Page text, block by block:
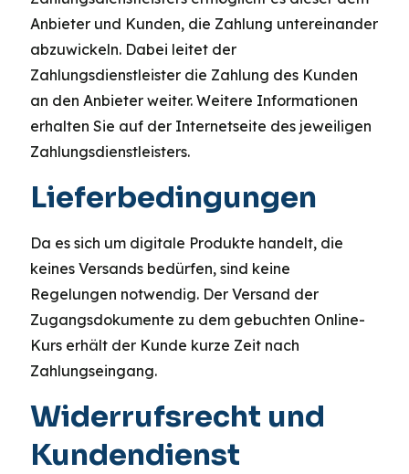
Anbieter und Kunden, die Zahlung untereinander
abzuwickeln. Dabei leitet der
Zahlungsdienstleister die Zahlung des Kunden
an den Anbieter weiter. Weitere Informationen
erhalten Sie auf der Internetseite des jeweiligen
Zahlungsdienstleisters.
Lieferbedingungen
Da es sich um digitale Produkte handelt, die
keines Versands bedürfen, sind keine
Regelungen notwendig. Der Versand der
Zugangsdokumente zu dem gebuchten Online-
Kurs erhält der Kunde kurze Zeit nach
Zahlungseingang.
Widerrufsrecht und
Kundendienst